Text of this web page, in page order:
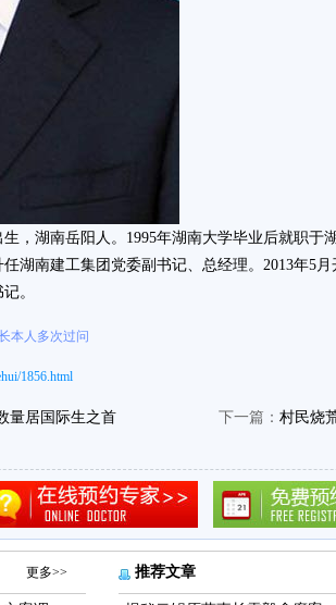
湖南岳阳人。1995年湖南大学毕业后就职于
湖南建工集团党委副书记、总经理。2013年5
。
本人多次过问
1856.html
量居国际生之首 下一篇： 村民烧
更多>> 推荐文章